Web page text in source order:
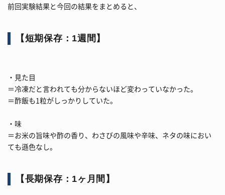
前回実験結果と今回の結果をまとめると、
【短期保存：1週間】
・見た目
＝冷凍だと言われても分からないほど変わっていなかった。
＝酢飯も1粒がしっかりしていた。
・味
＝お米の旨味や酢の香り、わさびの風味や辛味、ネタの味におい
ても遜色なし。
【長期保存：1ヶ月間】